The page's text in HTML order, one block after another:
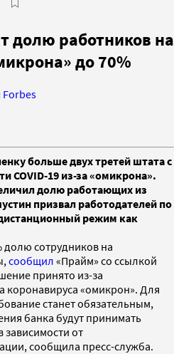
долю работников на
до 70%
Forbes
больше двух третей штата с
COVID-19 из-за «омикрона».
долю работающих из
призвал работодателей по
режим как
долю сотрудников на
сообщил «Прайм» со ссылкой
принято из-за
коронавируса «омикрон». Для
станет обязательным,
банка будут принимать
зависимости от
сообщила пресс-служба.